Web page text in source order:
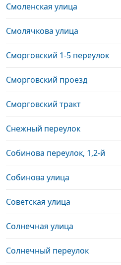
Смоленская улица
Смолячкова улица
Сморговский 1-5 переулок
Сморговский проезд
Сморговский тракт
Снежный переулок
Собинова переулок, 1,2-й
Собинова улица
Советская улица
Солнечная улица
Солнечный переулок